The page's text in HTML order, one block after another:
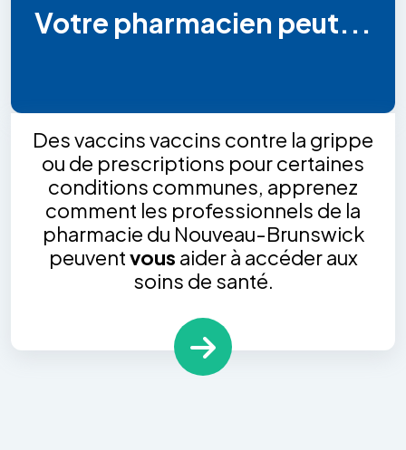
Votre pharmacien peut...
Des vaccins vaccins contre la grippe
ou de prescriptions pour certaines
conditions communes, apprenez
comment les professionnels de la
pharmacie du Nouveau-Brunswick
peuventvous aider à accéder aux
soins de santé.